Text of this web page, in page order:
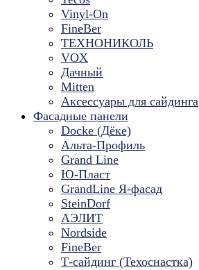
Vinyl-On
FineBer
ТЕХНОНИКОЛЬ
VOX
Дачный
Mitten
Аксессуары для сайдинга
Фасадные панели
Docke (Дёке)
Альта-Профиль
Grand Line
Ю-Пласт
GrandLine Я-фасад
SteinDorf
АЭЛИТ
Nordside
FineBer
Т-сайдинг (Техоснастка)